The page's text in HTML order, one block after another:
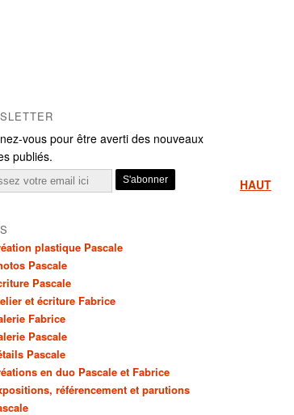
HAUT
vous pour être averti des nouveaux
publiés.
plastique Pascale
Pascale
Pascale
et écriture Fabrice
Fabrice
Pascale
Pascale
en duo Pascale et Fabrice
référencement et parutions